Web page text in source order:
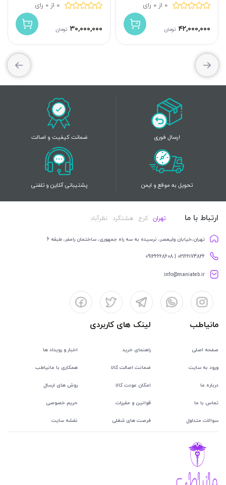
0 از 0 رای
۴۲,۰۰۰,۰۰۰ تومان
0 از 0 رای
۳۰,۰۰۰,۰۰۰ تومان
ارسال فوری ضمانت کیفیت و اصالت
تحویل به موقع و ایمن پشتیبانی آنلاین و تلفنی
ارتباط با ما تهران کرج هشتگرد نظرآباد
تهران،خیابان ولیعصر، نرسیده به سه راه جمهوری، ساختمان رامفر، طبقه 6
02166174826 | 09126668608
info@maniateb.ir
مانیاطب
صفحه اصلی
ورود به سایت
درباره ما
تماس با ما
سوالات متداول
لینک های کاربردی
راهنمای خرید اخبار و رویداد ها
ضمانت اصالت کالا همکاری با مانیاطب
امکان عودت کالا روش های ارسال
قوانین و مقررات حریم خصوصی
فرصت های شغلی نقشه سایت